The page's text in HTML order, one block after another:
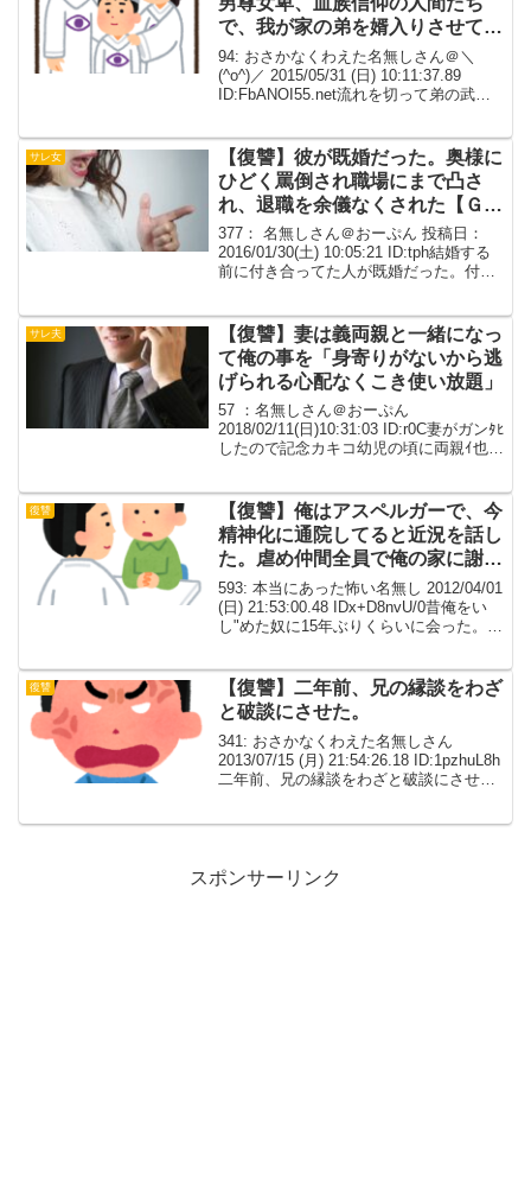
で、我が家の弟を婿入りさせて事
業を継がせると勝手に決めていた
94: おさかなくわえた名無しさん＠＼
(^o^)／ 2015/05/31 (日) 10:11:37.89
ID:FbANOI55.net流れを切って弟の武勇
父家は男...
サレ女
【復讐】彼が既婚だった。奥様に
ひどく罵倒され職場にまで凸さ
れ、退職を余儀なくされた【Ｇ
Ｊ！】
377： 名無しさん＠おーぷん 投稿日：
2016/01/30(土) 10:05:21 ID:tph結婚する
前に付き合ってた人が既婚だった。付き
た。自分は絶対不倫なんてし...
サレ夫
【復讐】妻は義両親と一緒になっ
て俺の事を「身寄りがないから逃
げられる心配なくこき使い放題」
57 ：名無しさん＠おーぷん
2018/02/11(日)10:31:03 ID:r0C妻がガンﾀﾋ
したので記念カキコ幼児の頃に両親ｲ也界
の田舎に帰り妻実家で同居。義父母も...
復讐
【復讐】俺はアスペルガーで、今
精神化に通院してると近況を話し
た。虐め仲間全員で俺の家に謝罪
に来た。
593: 本当にあった怖い名無し 2012/04/01
(日) 21:53:00.48 IDx+D8nvU/0昔俺をい
し"めた奴に15年ぶりくらいに会った。俺
なかったけ...
復讐
【復讐】二年前、兄の縁談をわざ
と破談にさせた。
341: おさかなくわえた名無しさん
2013/07/15 (月) 21:54:26.18 ID:1pzhuL8h
二年前、兄の縁談をわざと破談にさせ
スポンサーリンク